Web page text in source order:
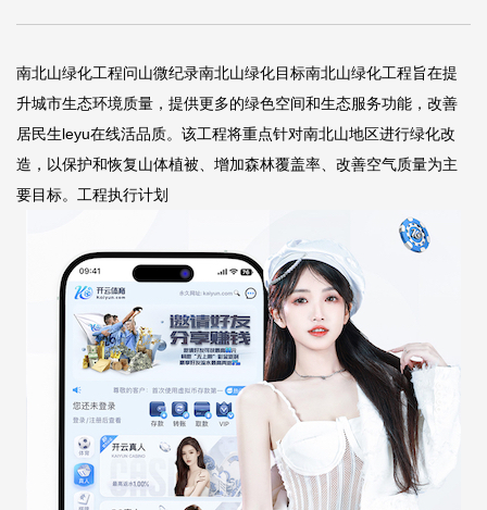
南北山绿化工程问山微纪录南北山绿化目标南北山绿化工程旨在提
升城市生态环境质量，提供更多的绿色空间和生态服务功能，改善
居民生leyu在线活品质。该工程将重点针对南北山地区进行绿化改
造，以保护和恢复山体植被、增加森林覆盖率、改善空气质量为主
要目标。工程执行计划